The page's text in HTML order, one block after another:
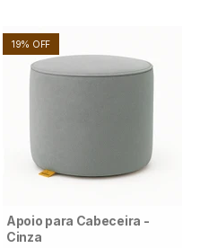
19% OFF
Apoio para Cabeceira -
Cinza